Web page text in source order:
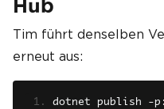
Hub
Tim führt denselben
erneut aus:
dotnet publish -p :